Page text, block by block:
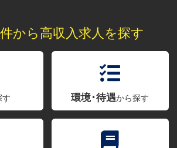
から高収入求人を探す
す 環境･待遇から探す